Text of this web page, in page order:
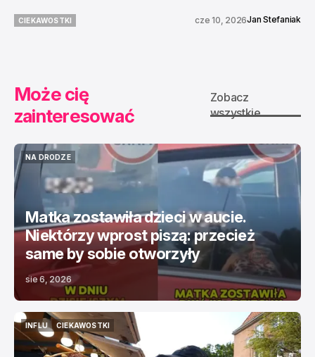
CIEKAWOSTKI
cze 10, 2026Jan Stefaniak
Może cię
zainteresować
Zobacz
wszystkie
NA DRODZE
NA DRODZE
Matka zostawiła dzieci w aucie.
Niektórzy wprost piszą: przecież
same by sobie otworzyły
sie 6, 2026
INFLU
INFLU
CIEKAWOSTKI
CIEKAWOSTKI